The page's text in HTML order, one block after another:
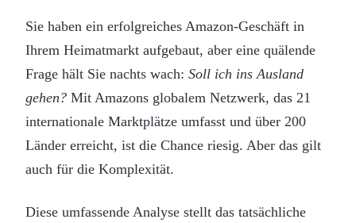
Sie haben ein erfolgreiches Amazon-Geschäft in
Ihrem Heimatmarkt aufgebaut, aber eine quälende
Frage hält Sie nachts wach: Soll ich ins Ausland
gehen? Mit Amazons globalem Netzwerk, das 21
internationale Marktplätze umfasst und über 200
Länder erreicht, ist die Chance riesig. Aber das gilt
auch für die Komplexität.
Diese umfassende Analyse stellt das tatsächliche